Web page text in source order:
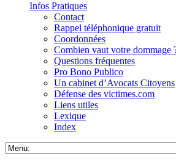
Infos Pratiques
Contact
Rappel téléphonique gratuit
Coordonnées
Combien vaut votre dommage
Questions fréquentes
Pro Bono Publico
Un cabinet d’Avocats Citoyens
Défense des victimes.com
Liens utiles
Lexique
Index